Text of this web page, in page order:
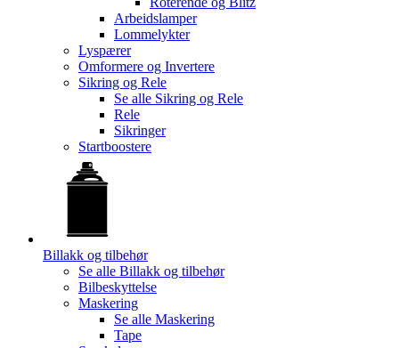
Arbeidslamper
Lommelykter
Lyspærer
Omformere og Invertere
Sikring og Rele
Se alle Sikring og Rele
Rele
Sikringer
Startboostere
Billakk og tilbehør
Se alle Billakk og tilbehør
Bilbeskyttelse
Maskering
Se alle Maskering
Tape